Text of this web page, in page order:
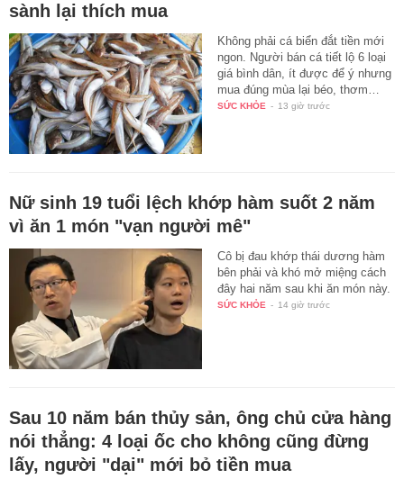
sành lại thích mua
Không phải cá biển đắt tiền mới
ngon. Người bán cá tiết lộ 6 loại
giá bình dân, ít được để ý nhưng
mua đúng mùa lại béo, thơm…
SỨC KHỎE - 13 giờ trước
Nữ sinh 19 tuổi lệch khớp hàm suốt 2 năm
vì ăn 1 món "vạn người mê"
Cô bị đau khớp thái dương hàm
bên phải và khó mở miệng cách
đây hai năm sau khi ăn món này.
SỨC KHỎE - 14 giờ trước
Sau 10 năm bán thủy sản, ông chủ cửa hàng
nói thẳng: 4 loại ốc cho không cũng đừng
lấy, người "dại" mới bỏ tiền mua